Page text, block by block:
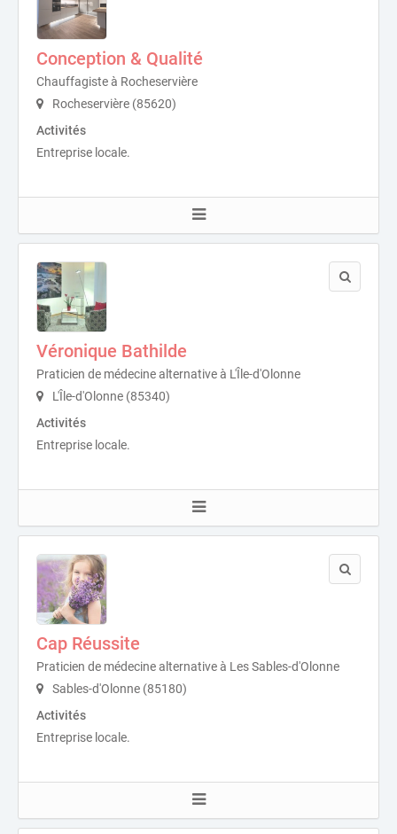
Conception & Qualité
Chauffagiste à Rocheservière
Rocheservière (85620)
Activités
Entreprise locale.
Véronique Bathilde
Praticien de médecine alternative à L'Île-d'Olonne
L'Île-d'Olonne (85340)
Activités
Entreprise locale.
Cap Réussite
Praticien de médecine alternative à Les Sables-d'Olonne
Sables-d'Olonne (85180)
Activités
Entreprise locale.